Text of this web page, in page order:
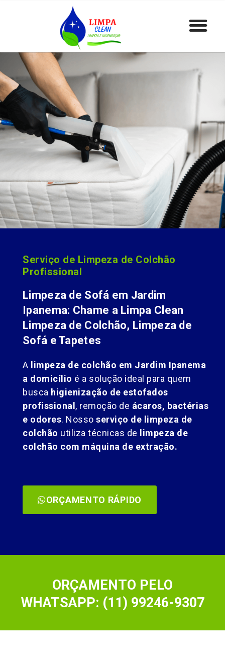
Serviço de Limpeza de Colchão
Profissional
Limpeza de Sofá em Jardim
Ipanema: Chame a Limpa Clean
Limpeza de Colchão, Limpeza de
Sofá e Tapetes
A limpeza de colchão em Jardim Ipanema
a domicílio é a solução ideal para quem
busca higienização de estofados
profissional, remoção de ácaros, bactérias
e odores. Nosso serviço de limpeza de
colchão utiliza técnicas de limpeza de
colchão com máquina de extração.
ORÇAMENTO RÁPIDO
ORÇAMENTO PELO
WHATSAPP: (11) 99246-9307